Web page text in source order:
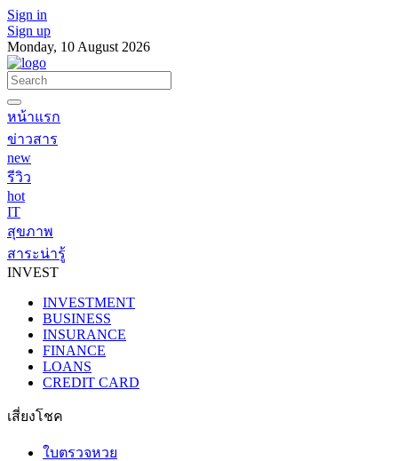
Sign in
Sign up
Monday, 10 August 2026
หน้าแรก
ข่าวสาร
new
รีวิว
hot
IT
สุขภาพ
สาระน่ารู้
INVEST
INVESTMENT
BUSINESS
INSURANCE
FINANCE
LOANS
CREDIT CARD
เสี่ยงโชค
ใบตรวจหวย